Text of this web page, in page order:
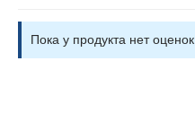
Пока у продукта нет оценок,